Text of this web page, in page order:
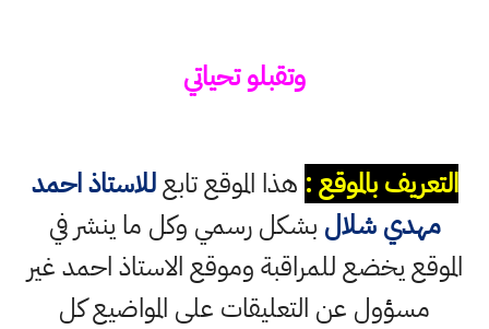
وتقبلو تحياتي
التعريف بالموقع : هذا الموقع تابعللاستاذ احمد
مهدي شلال بشكل رسمي وكل ما ينشر في
الموقع يخضع للمراقبة وموقع الاستاذ احمد غير
مسؤول عن التعليقات على المواضيع كل